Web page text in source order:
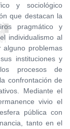
y sociológico
que destacan la
pragmático y
individualismo al
alguno problemas
instituciones y
procesos de
confrontación de
Mediante el
vivio el
pública con
tanto en el